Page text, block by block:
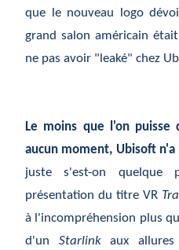
que le nouveau logo
grand salon américain
ne pas avoir "leaké" chez
Le moins que l'on puisse
aucun moment, Ubisoft
juste s'est-on
présentation du titre VR
à l'incompréhension plus
d'un Starlinkaux